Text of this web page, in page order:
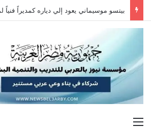
بيتسو موسيماني يعود إلي دياره كمديراً فنياً
القائمة